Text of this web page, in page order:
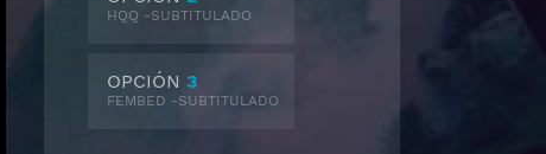
HQQ -SUBTITULADO
OPCIÓN 3
FEMBED -SUBTITULADO